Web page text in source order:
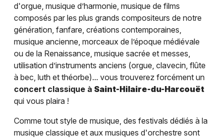
d'orgue, musique d’harmonie, musique de films
composés par les plus grands compositeurs de notre
génération, fanfare, créations contemporaines,
musique ancienne, morceaux de l’époque médiévale
ou de la Renaissance, musique sacrée et messes,
utilisation d’instruments anciens (orgue, clavecin, flûte
à bec, luth et théorbe)... vous trouverez forcément un
concert classique à Saint-Hilaire-du-Harcouët
qui vous plaira !
Comme tout style de musique, des festivals dédiés à la
musique classique et aux musiques d'orchestre sont